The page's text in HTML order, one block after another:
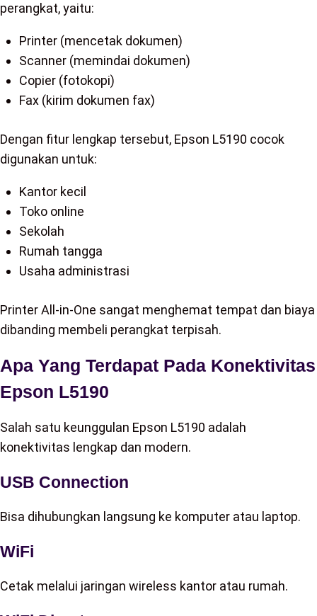
perangkat, yaitu:
Printer (mencetak dokumen)
Scanner (memindai dokumen)
Copier (fotokopi)
Fax (kirim dokumen fax)
Dengan fitur lengkap tersebut, Epson L5190 cocok
digunakan untuk:
Kantor kecil
Toko online
Sekolah
Rumah tangga
Usaha administrasi
Printer All-in-One sangat menghemat tempat dan biaya
dibanding membeli perangkat terpisah.
Apa Yang Terdapat Pada Konektivitas
Epson L5190
Salah satu keunggulan Epson L5190 adalah
konektivitas lengkap dan modern.
USB Connection
Bisa dihubungkan langsung ke komputer atau laptop.
WiFi
Cetak melalui jaringan wireless kantor atau rumah.